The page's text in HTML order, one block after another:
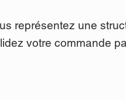
représentez une
votre commande